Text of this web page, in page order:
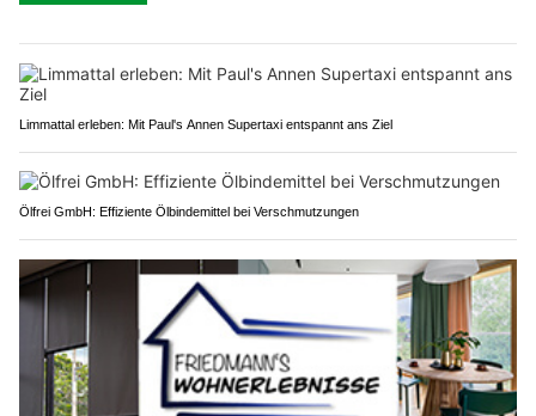
Limmattal erleben: Mit Paul's Annen Supertaxi entspannt ans Ziel
Ölfrei GmbH: Effiziente Ölbindemittel bei Verschmutzungen